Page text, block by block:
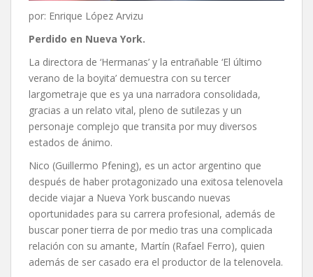
por: Enrique López Arvizu
Perdido en Nueva York.
La directora de ‘Hermanas’ y la entrañable ‘El último
verano de la boyita’ demuestra con su tercer
largometraje que es ya una narradora consolidada,
gracias a un relato vital, pleno de sutilezas y un
personaje complejo que transita por muy diversos
estados de ánimo.
Nico (Guillermo Pfening), es un actor argentino que
después de haber protagonizado una exitosa telenovela
decide viajar a Nueva York buscando nuevas
oportunidades para su carrera profesional, además de
buscar poner tierra de por medio tras una complicada
relación con su amante, Martín (Rafael Ferro), quien
además de ser casado era el productor de la telenovela.